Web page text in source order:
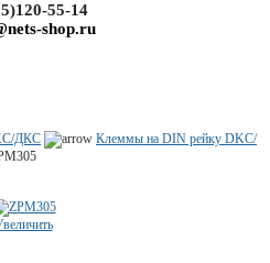
55-14
shop.ru
ДКС
Клеммы на DIN рейку DKC/